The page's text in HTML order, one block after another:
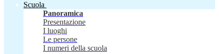
Scuola
Panoramica
Presentazione
I luoghi
Le persone
I numeri della scuola